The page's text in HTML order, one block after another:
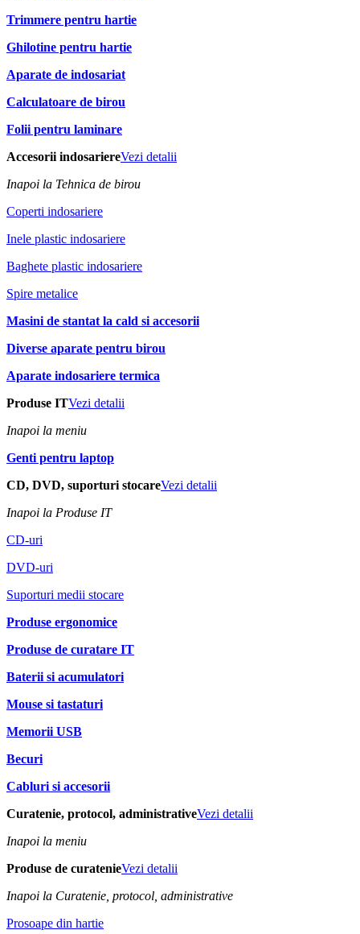
Trimmere pentru hartie
Ghilotine pentru hartie
Aparate de indosariat
Calculatoare de birou
Folii pentru laminare
Accesorii indosariereVezi detalii
Inapoi la Tehnica de birou
Coperti indosariere
Inele plastic indosariere
Baghete plastic indosariere
Spire metalice
Masini de stantat la cald si accesorii
Diverse aparate pentru birou
Aparate indosariere termica
Produse ITVezi detalii
Inapoi la meniu
Genti pentru laptop
CD, DVD, suporturi stocareVezi detalii
Inapoi la Produse IT
CD-uri
DVD-uri
Suporturi medii stocare
Produse ergonomice
Produse de curatare IT
Baterii si acumulatori
Mouse si tastaturi
Memorii USB
Becuri
Cabluri si accesorii
Curatenie, protocol, administrativeVezi detalii
Inapoi la meniu
Produse de curatenieVezi detalii
Inapoi la Curatenie, protocol, administrative
Prosoape din hartie